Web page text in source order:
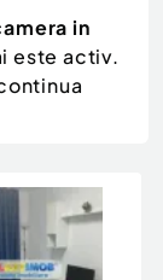
in
este activ.